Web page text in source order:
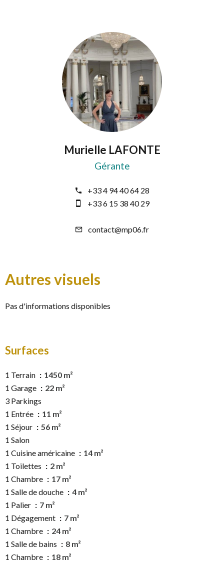
Murielle LAFONTE
Gérante
+33 4 94 40 64 28
+33 6 15 38 40 29
contact@mp06.fr
Autres visuels
Pas d'informations disponibles
Surfaces
1 Terrain
1450 m²
1 Garage
22 m²
3 Parkings
1 Entrée
11 m²
1 Séjour
56 m²
1 Salon
1 Cuisine américaine
14 m²
1 Toilettes
2 m²
1 Chambre
17 m²
1 Salle de douche
4 m²
1 Palier
7 m²
1 Dégagement
7 m²
1 Chambre
24 m²
1 Salle de bains
8 m²
1 Chambre
18 m²